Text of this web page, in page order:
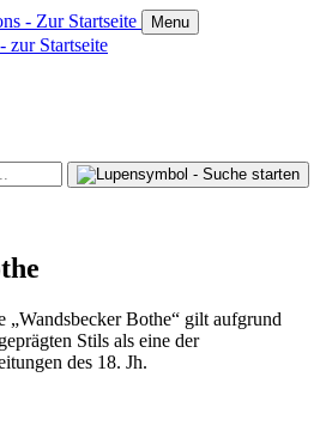
Menu
„Wandsbecker Bothe“ gilt aufgrund
Stils als eine der
des 18. Jh.